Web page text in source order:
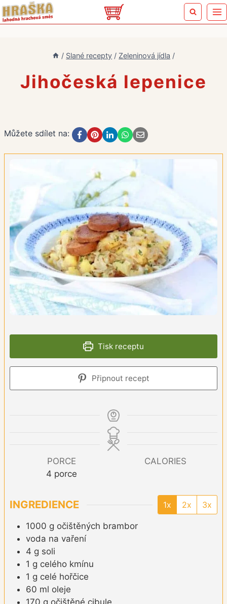
Přeskočit
na
/ Slané recepty / Zeleninová jídla /
Jihočeská lepenice
Můžete sdílet na:
Tisk receptu
Připnout recept
PORCE
4 porce
CALORIES
INGREDIENCE 1x 2x 3x
1000 g očištěných brambor
voda na vaření
4 g soli
1 g celého kmínu
1 g celé hořčice
60 ml oleje
170 g očištěné cibule